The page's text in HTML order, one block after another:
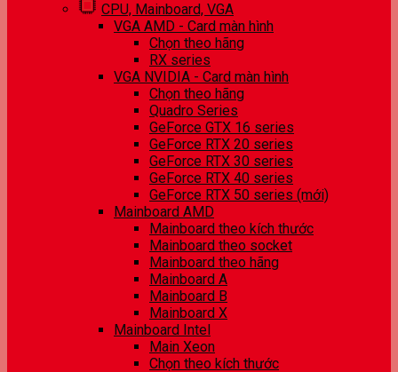
CPU, Mainboard, VGA
VGA AMD - Card màn hình
Chọn theo hãng
RX series
VGA NVIDIA - Card màn hình
Chọn theo hãng
Quadro Series
GeForce GTX 16 series
GeForce RTX 20 series
GeForce RTX 30 series
GeForce RTX 40 series
GeForce RTX 50 series (mới)
Mainboard AMD
Mainboard theo kích thước
Mainboard theo socket
Mainboard theo hãng
Mainboard A
Mainboard B
Mainboard X
Mainboard Intel
Main Xeon
Chọn theo kích thước